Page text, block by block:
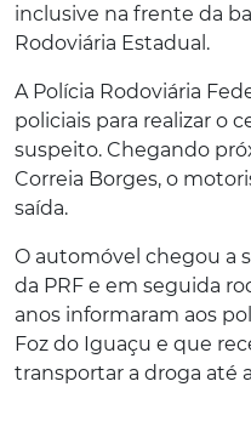
inclusive na frente da
Rodoviária Estadual.
A Polícia Rodoviária
policiais para realizar o
suspeito. Chegando
Correia Borges, o
saída.
O automóvel chegou a
da PRF e em seguida
anos informaram aos
Foz do Iguaçu e que
transportar a droga até